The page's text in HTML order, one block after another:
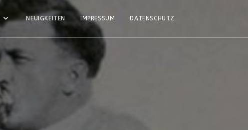
NEUIGKEITEN IMPRESSUM DATENSCHUTZ